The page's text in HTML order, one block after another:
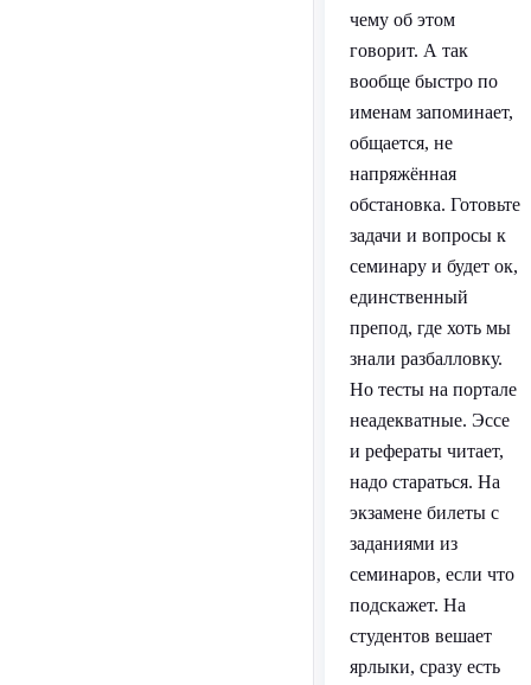
чему об этом
говорит. А так
вообще быстро по
именам запоминает,
общается, не
напряжённая
обстановка. Готовьте
задачи и вопросы к
семинару и будет ок,
единственный
препод, где хоть мы
знали разбалловку.
Но тесты на портале
неадекватные. Эссе
и рефераты читает,
надо стараться. На
экзамене билеты с
заданиями из
семинаров, если что
подскажет. На
студентов вешает
ярлыки, сразу есть